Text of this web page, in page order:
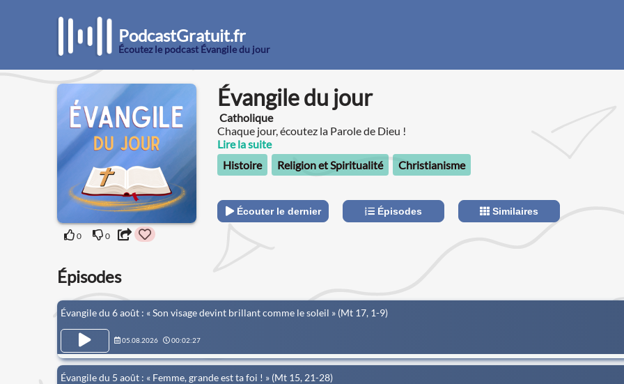
PodcastGratuit.fr
Écoutez le podcast Évangile du jour
0 0
Évangile du jour
Catholique
Chaque jour, écoutez la Parole de Dieu !
Lire la suite
Histoire
Religion et Spiritualité Christianisme
Écouter le dernier Épisodes Similaires
Épisodes
Évangile du 6 août : « Son visage devint brillant comme le soleil » (Mt 17, 1-9)
05.08.2026 00:02:27
Évangile du 5 août : « Femme, grande est ta foi ! » (Mt 15, 21-28)